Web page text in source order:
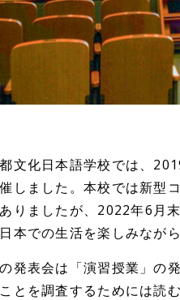
文化日本語学校では、
しました。本校では新型
りましたが、2022年6月
本での生活を楽しみなが
発表会は「演習授業」の
とを調査するためには読